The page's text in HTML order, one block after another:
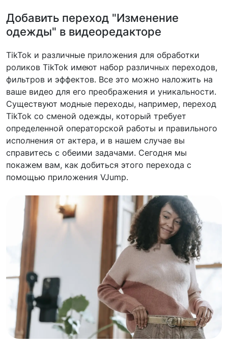
Добавить переход "Изменение
одежды" в видеоредакторе
TikTok и различные приложения для обработки
роликов TikTok имеют набор различных переходов,
фильтров и эффектов. Все это можно наложить на
ваше видео для его преображения и уникальности.
Существуют модные переходы, например, переход
TikTok со сменой одежды, который требует
определенной операторской работы и правильного
исполнения от актера, и в нашем случае вы
справитесь с обеими задачами. Сегодня мы
покажем вам, как добиться этого перехода с
помощью приложения VJump.